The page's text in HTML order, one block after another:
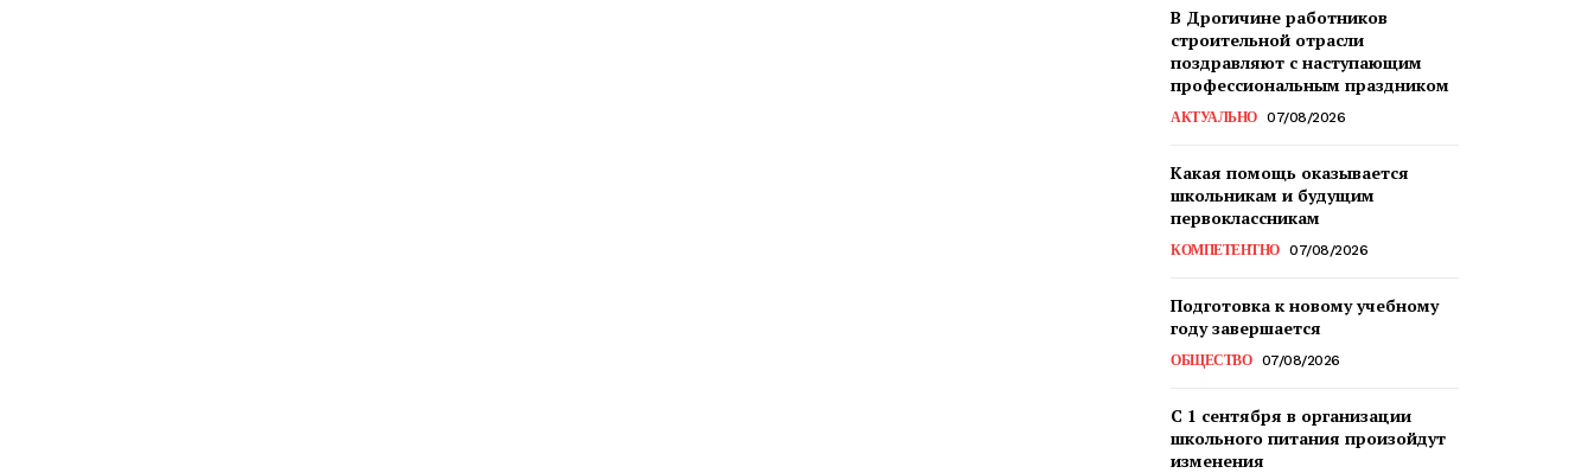
В Дрогичине работников
строительной отрасли
поздравляют с наступающим
профессиональным праздником
АКТУАЛЬНО 07/08/2026
Какая помощь оказывается
школьникам и будущим
первоклассникам
КОМПЕТЕНТНО 07/08/2026
Подготовка к новому учебному
году завершается
ОБЩЕСТВО 07/08/2026
С 1 сентября в организации
школьного питания произойдут
изменения